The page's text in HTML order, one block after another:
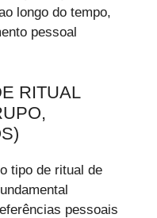
longo do tempo,
pessoal
RITUAL
tipo de ritual de
pessoais